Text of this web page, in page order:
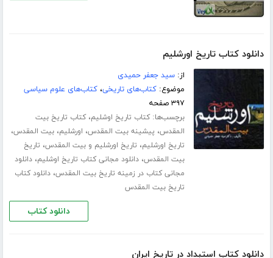
دانلود کتاب تاریخ اورشلیم
از:سید جعفر حمیدی
موضوع:کتاب‌های تاریخی،کتاب‌های علوم سیاسی
۳۹۷ صفحه
برچسب‌ها:کتاب تاریخ اوشلیم،کتاب تاریخ بیت
المقدس، پیشینه بیت المقدس، اورشلیم،بیت المقدس،
تاریخ اورشلیم، تاریخ اورشلیم و بیت المقدس، تاریخ
بیت المقدس،دانلود مجانی کتاب تاریخ اوشلیم،دانلود
مجانی کتاب در زمینه تاریخ بیت المقدس،دانلود کتاب
تاریخ بیت المقدس
دانلود کتاب
دانلود کتاب استبداد در تاریخ ایران